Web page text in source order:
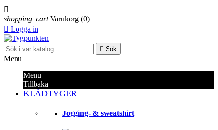

shopping_cart Varukorg (0)
 Logga in
 Sök
Menu
Menu
Tillbaka
KLÄDTYGER
Jogging- & sweatshirt